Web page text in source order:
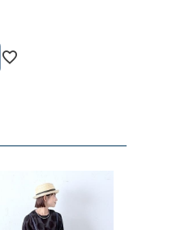
ガリー）
ーハリウ